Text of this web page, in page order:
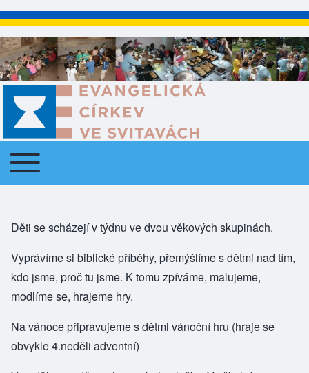
Main navigation
Toggle main menu
Děti se scházejí v týdnu ve dvou věkových skupinách.
Vyprávíme si biblické příběhy, přemýšlíme s dětmi nad tím,
kdo jsme, proč tu jsme. K tomu zpíváme, malujeme,
modlíme se, hrajeme hry.
Na vánoce připravujeme s dětmi vánoční hru (hraje se
obvykle 4.neděli adventní)